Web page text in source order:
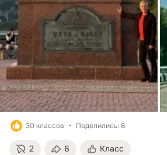
30 классов Поделились: 6
2 6 Класс